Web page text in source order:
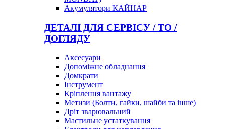
Акумулятори КАЙНАР
ДЕТАЛІ ДЛЯ СЕРВІСУ / ТО /
ДОГЛЯДУ
Аксесуари
Допоміжне обладнання
Домкрати
Інструмент
Кріплення вантажу
Метизи (Болти, гайки, шайби та інше)
Дріт зварювальний
Мастильне устаткування